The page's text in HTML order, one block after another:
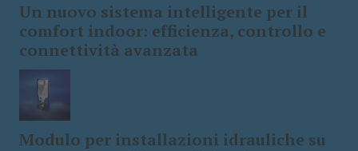
Un nuovo sistema intelligente per il
comfort indoor: efficienza, controllo e
connettività avanzata
Modulo per installazioni idrauliche su